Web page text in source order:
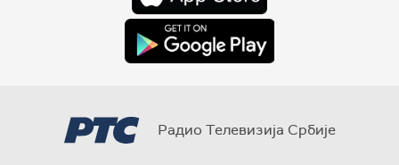
Радио Телевизија Србије